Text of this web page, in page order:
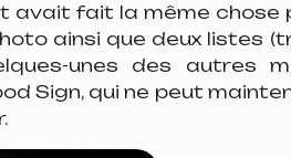
avait fait la même chose
ainsi que deux listes
unes des autres
Sign, qui ne peut